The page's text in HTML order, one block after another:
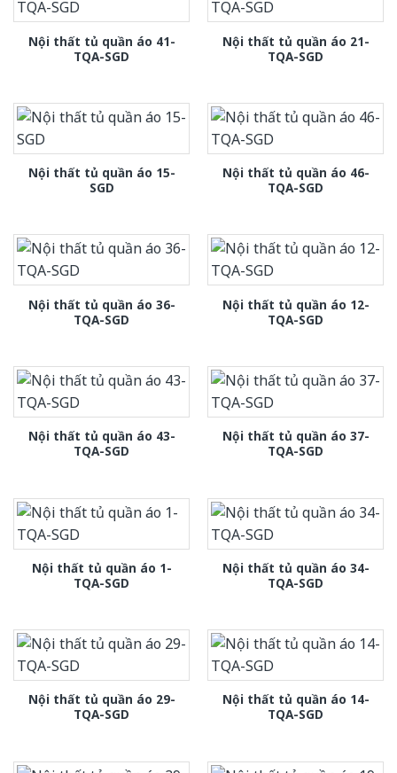
Nội thất tủ quần áo 41-
TQA-SGD
Nội thất tủ quần áo 21-
TQA-SGD
Nội thất tủ quần áo 15-
SGD
Nội thất tủ quần áo 46-
TQA-SGD
Nội thất tủ quần áo 36-
TQA-SGD
Nội thất tủ quần áo 12-
TQA-SGD
Nội thất tủ quần áo 43-
TQA-SGD
Nội thất tủ quần áo 37-
TQA-SGD
Nội thất tủ quần áo 1-
TQA-SGD
Nội thất tủ quần áo 34-
TQA-SGD
Nội thất tủ quần áo 29-
TQA-SGD
Nội thất tủ quần áo 14-
TQA-SGD